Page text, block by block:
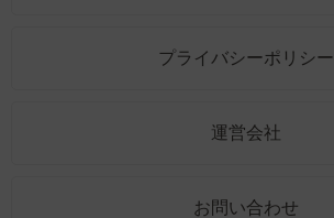
プライバシーポリシー
運営会社
お問い合わせ